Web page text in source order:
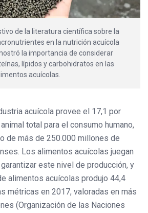
de la literatura científica sobre la
en la nutrición acuícola
la importancia de considerar
lípidos y carbohidratos en las
acuícolas.
acuícola provee el 17,1 por
total para el consumo humano,
de más de 250.000 millones de
Los alimentos acuícolas juegan
este nivel de producción, y
alimentos acuícolas produjo 44,4
métricas en 2017, valoradas en más
(Organización de las Naciones